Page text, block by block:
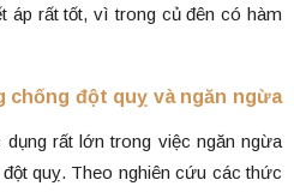
áp rất tốt, vì trong củ đên có hàm
chống đột quỵ và ngăn ngừa
rất lớn trong việc ngăn ngừa
quỵ. Theo nghiên cứu các thức